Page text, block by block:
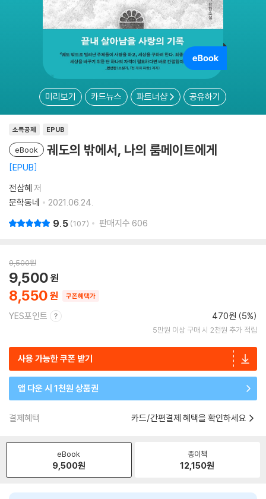
미리보기 카드뉴스 파트너샵 공유하기
소득공제 EPUB
eBook 궤도의 밖에서, 나의 룸메이트에게
EPUB
전삼혜 저
문학동네
2021.06.24.
9.5 107 판매지수 606
9,500원
8,550
9,500
쿠폰혜택가
YES포인트 470원 (5%)
5만원 이상 구매 시 2천원 추가 적립
사용 가능한 쿠폰 받기
앱 다운 시 1천원 상품권
결제혜택 카드/간편결제 혜택을 확인하세요
eBook
9,500원
종이책
12,150원